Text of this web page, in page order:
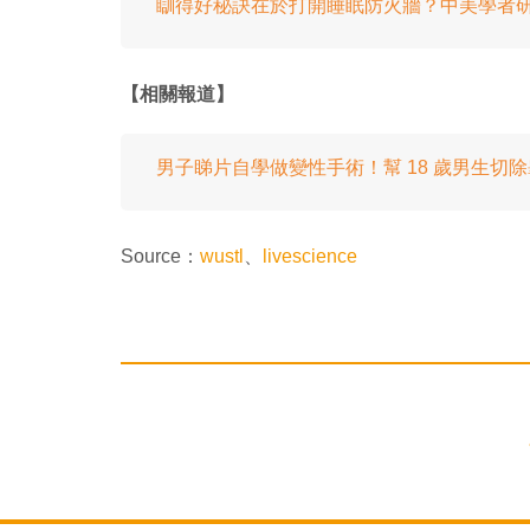
瞓得好秘訣在於打開睡眠防火牆？中美學者
【相關報道】
男子睇片自學做變性手術！幫 18 歲男生切
Source： wustl livescience